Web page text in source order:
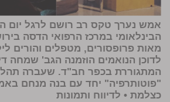
אמש נערך טקס רב רושם לרגל יום
הבינלאומי במרכז הרפואי הדסה
מאות פרופסורים, מטפלים והורים
לדוכן הנואמים הוזמנה הגב' שמחה
המתגוררת בכפר חב"ד. שעברה
"פוטותרפיה" יחד עם בנה מנחם
כצלמת • לדיווח ותמונות